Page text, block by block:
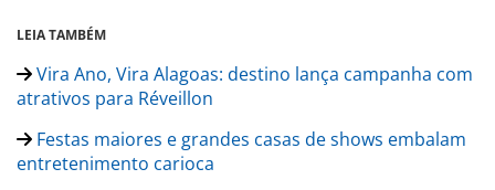
LEIA TAMBÉM
Vira Ano, Vira Alagoas: destino lança campanha com
atrativos para Réveillon
Festas maiores e grandes casas de shows embalam
entretenimento carioca